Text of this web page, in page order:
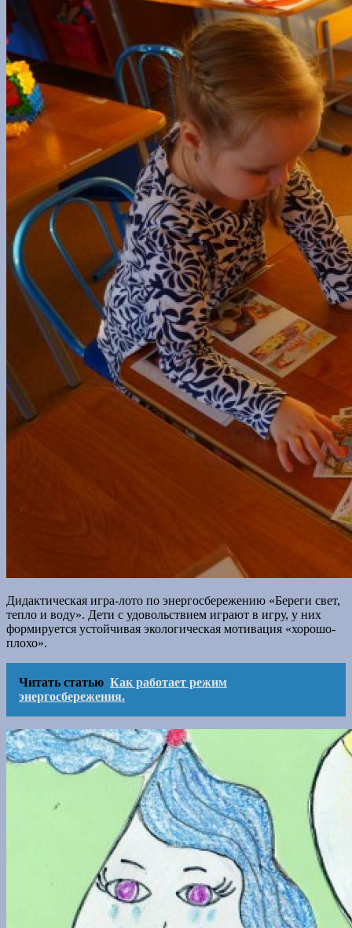
Дидактическая игра-лото по энергосбережению «Береги свет,
тепло и воду». Дети с удовольствием играют в игру, у них
формируется устойчивая экологическая мотивация «хорошо-
плохо».
Читать статью Как работает режим
энергосбережения.